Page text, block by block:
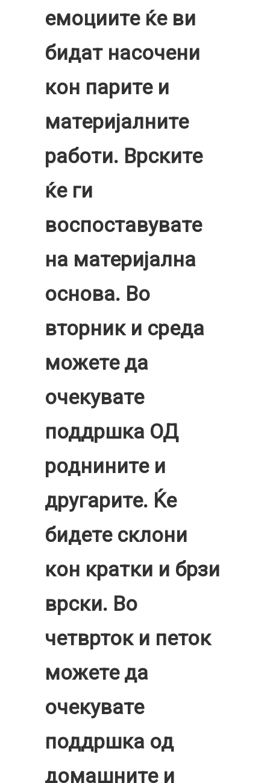
емоциите ќе ви
бидат насочени
кон парите и
материјалните
работи. Врските
ќе ги
воспоставувате
на материјална
основа. Во
вторник и среда
можете да
очекувате
поддршка ОД
роднините и
другарите. Ќе
бидете склони
кон кратки и брзи
врски. Во
четврток и петок
можете да
очекувате
поддршка од
домашните и